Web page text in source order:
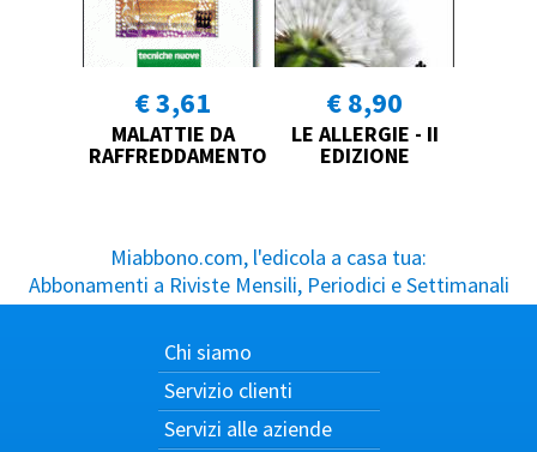
€ 3,61
MALATTIE DA
RAFFREDDAMENTO
€ 8,90
LE ALLERGIE - II
EDIZIONE
Miabbono.com, l'edicola a casa tua:
Abbonamenti a Riviste Mensili, Periodici e Settimanali
Chi siamo
Servizio clienti
Servizi alle aziende